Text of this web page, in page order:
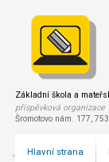
Základní škola a
příspěvková organizace
Šromotovo nám. 177,
Hlavní strana